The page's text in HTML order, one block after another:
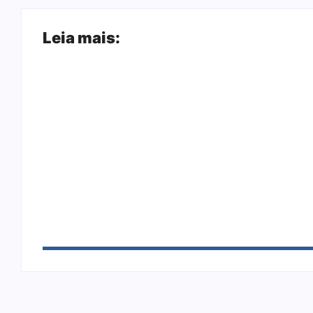
Leia mais: